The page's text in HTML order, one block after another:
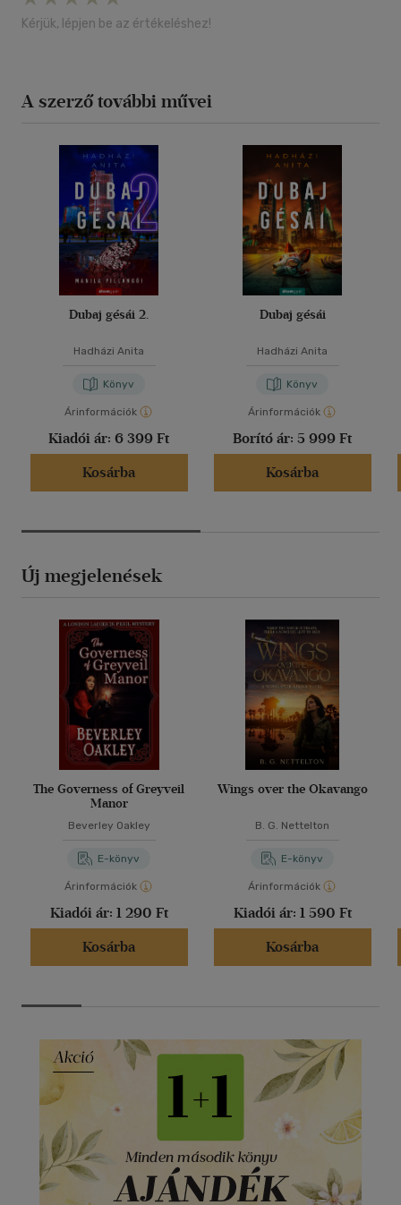
Kérjük, lépjen be az értékeléshez!
A szerző további művei
Dubaj gésái 2.
Hadházi Anita
Könyv
Árinformációk
Kiadói ár: 6 399 Ft
Kosárba
Dubaj gésái
Hadházi Anita
Könyv
Árinformációk
Borító ár: 5 999 Ft
Kosárba
Új megjelenések
The Governess of Greyveil
Manor
Beverley Oakley
E-könyv
Árinformációk
Kiadói ár: 1 290 Ft
Kosárba
Wings over the Okavango
B. G. Nettelton
E-könyv
Árinformációk
Kiadói ár: 1 590 Ft
Kosárba